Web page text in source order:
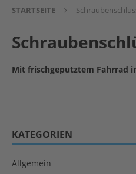
STARTSEITE
Mit frischgeputztem Fahrrad
KATEGORIEN
Allgemein